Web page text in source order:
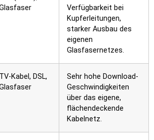
Verfügbarkeit bei
Kupferleitungen,
starker Ausbau des
eigenen
Glasfasernetzes.
TV-Kabel, DSL,
Sehr hohe Download-
Geschwindigkeiten
über das eigene,
flächendeckende
Kabelnetz.